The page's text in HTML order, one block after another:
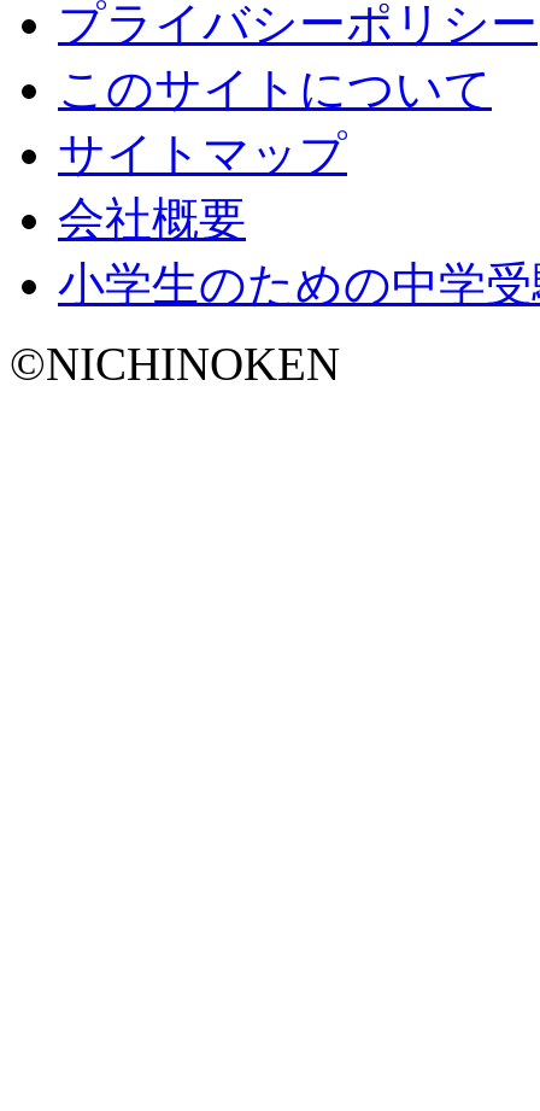
プライバシーポリシー
このサイトについて
サイトマップ
会社概要
小学生のための中学
©NICHINOKEN